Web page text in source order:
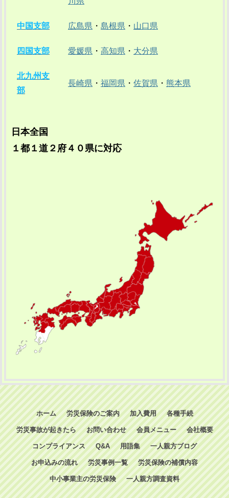
中国支部 広島県 ・ 島根県 ・ 山口県
四国支部 愛媛県 ・ 高知県 ・ 大分県
北九州支
部
長崎県 ・ 福岡県 ・ 佐賀県 ・ 熊本県
日本全国
１都１道２府４０県に対応
ホーム 労災保険のご案内 加入費用 各種手続
労災事故が起きたら お問い合わせ 会員メニュー 会社概要
コンプライアンス Q&A 用語集 一人親方ブログ
お申込みの流れ 労災事例一覧 労災保険の補償内容
中小事業主の労災保険 一人親方調査資料